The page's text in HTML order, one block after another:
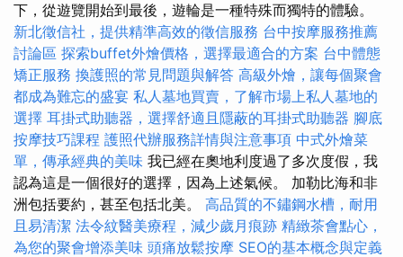
下，從遊覽開始到最後，遊輪是一種特殊而獨特的體驗。
新北徵信社，提供精準高效的徵信服務 台中按摩服務推薦
討論區 探索buffet外燴價格，選擇最適合的方案 台中體態
矯正服務 換護照的常見問題與解答 高級外燴，讓每個聚會
都成為難忘的盛宴 私人墓地買賣，了解市場上私人墓地的
選擇 耳掛式助聽器，選擇舒適且隱蔽的耳掛式助聽器 腳底
按摩技巧課程 護照代辦服務詳情與注意事項 中式外燴菜
單，傳承經典的美味 我已經在奧地利度過了多次度假，我
認為這是一個很好的選擇，因為上述氣候。 加勒比海和非
洲包括要約，甚至包括北美。 高品質的不鏽鋼水槽，耐用
且易清潔 法令紋醫美療程，減少歲月痕跡 精緻茶會點心，
為您的聚會增添美味 頭痛放鬆按摩 SEO的基本概念與定義